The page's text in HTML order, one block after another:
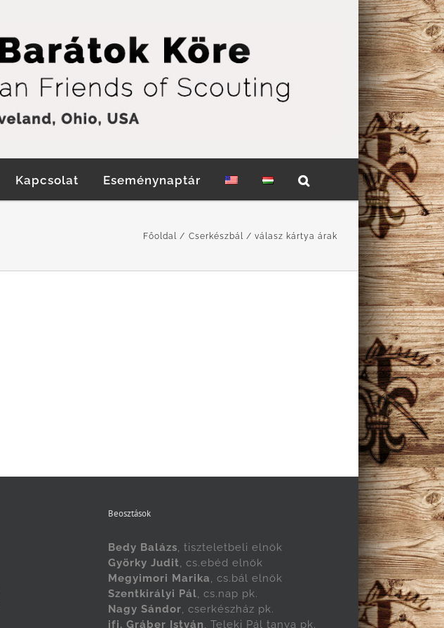
Kapcsolat Eseménynaptár
Főoldal Cserkészbál válasz kártya árak
Beosztások
Bedy Balázs, tiszteletbeli elnök
Györky Judit, cs.ebéd elnök
Megyimori Marika, cs.bál elnök
Szentkirályi Pál, cs.nap pk.
Nagy Sándor, cserkészház pk.
ifj. Gráber István, Teleki Pál tanya pk.